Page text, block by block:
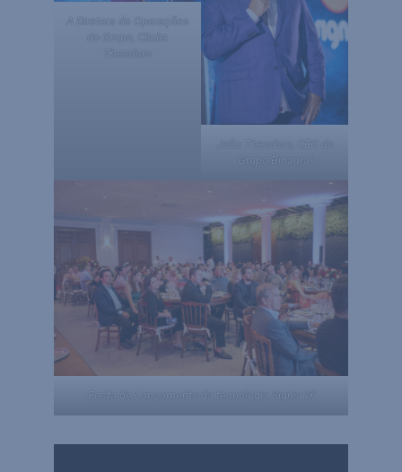
A Diretora de Operações
do Grupo, Cliclia
Theodoro
João Theodoro, CEO do
Grupo Binaural
Festa de Lançamento da tecnologia Signia IX